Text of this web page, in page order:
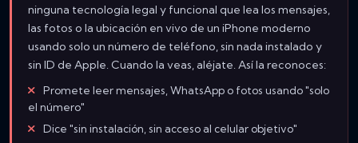
ninguna tecnología legal y funcional que lea los mensajes,
las fotos o la ubicación en vivo de un iPhone moderno
usando solo un número de teléfono, sin nada instalado y
sin ID de Apple. Cuando la veas, aléjate. Así la reconoces:
Promete leer mensajes, WhatsApp o fotos usando "solo
el número"
Dice "sin instalación, sin acceso al celular objetivo"